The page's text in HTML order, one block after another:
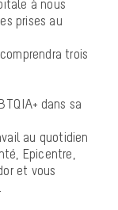
à nous
prises au
trois
dans sa
au quotidien
Epicentre,
et vous